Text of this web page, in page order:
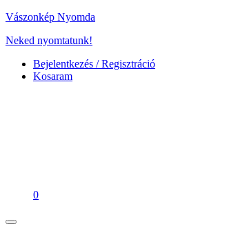
Vászonkép Nyomda
Neked nyomtatunk!
Bejelentkezés / Regisztráció
Kosaram
0